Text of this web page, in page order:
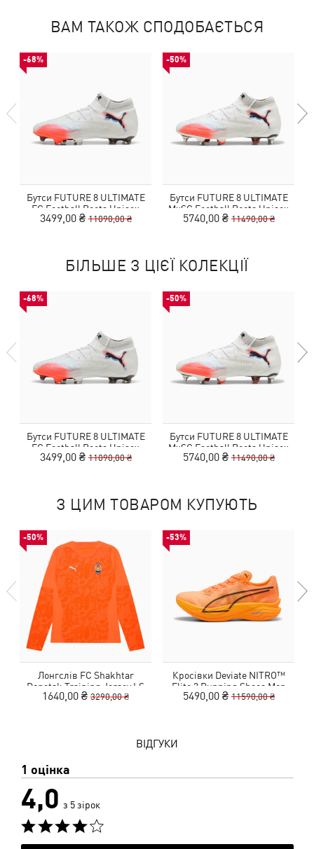
ВАМ ТАКОЖ СПОДОБАЄТЬСЯ
-68%
Бутси FUTURE 8 ULTIMATE
FG Football Boots Unisex
3499,00 ₴ 11090,00 ₴
-50%
Бутси FUTURE 8 ULTIMATE
MxSG Football Boots Unisex
5740,00 ₴ 11490,00 ₴
БІЛЬШЕ З ЦІЄЇ КОЛЕКЦІЇ
-68%
Бутси FUTURE 8 ULTIMATE
FG Football Boots Unisex
3499,00 ₴ 11090,00 ₴
-50%
Бутси FUTURE 8 ULTIMATE
MxSG Football Boots Unisex
5740,00 ₴ 11490,00 ₴
З ЦИМ ТОВАРОМ КУПУЮТЬ
-50%
Лонгслів FC Shakhtar
Donetsk Training Jersey LS
1640,00 ₴ 3290,00 ₴
-53%
Кросівки Deviate NITRO™
Elite 3 Running Shoes Men
5490,00 ₴ 11590,00 ₴
ВІДГУКИ
1 оцінка
4,0 з 5 зірок